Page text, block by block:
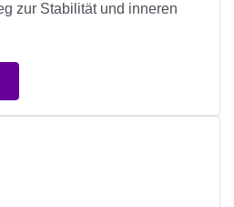
zur Stabilität und inneren